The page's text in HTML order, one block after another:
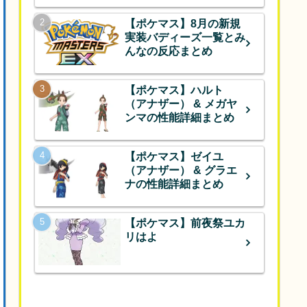
【ポケマス】8月の新規
実装バディーズ一覧とみ
んなの反応まとめ
【ポケマス】ハルト
（アナザー） & メガヤ
ンマの性能詳細まとめ
【ポケマス】ゼイユ
（アナザー） & グラエ
ナの性能詳細まとめ
【ポケマス】前夜祭ユカ
リはよ